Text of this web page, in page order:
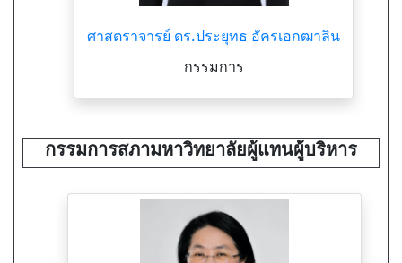
ศาสตราจารย์ ดร.ประยุทธ อัครเอกฒาลิน
กรรมการ
กรรมการสภามหาวิทยาลัยผู้แทนผู้บริหาร